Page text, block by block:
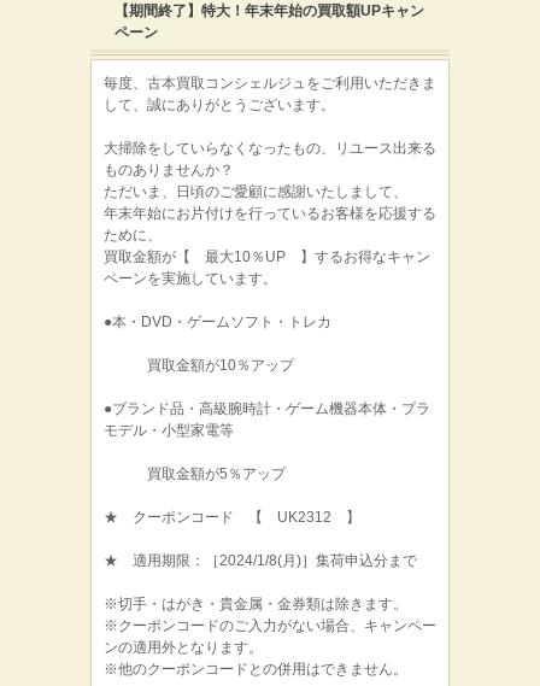
【期間終了】特大！年末年始の買取額UPキャン
ペーン
毎度、古本買取コンシェルジュをご利用いただきま
して、誠にありがとうございます。
大掃除をしていらなくなったもの、リユース出来る
ものありませんか？
ただいま、日頃のご愛顧に感謝いたしまして、
年末年始にお片付けを行っているお客様を応援する
ために、
買取金額が【 最大10％UP 】するお得なキャン
ペーンを実施しています。
●本・DVD・ゲームソフト・トレカ
買取金額が10％アップ
●ブランド品・高級腕時計・ゲーム機器本体・プラ
モデル・小型家電等
買取金額が5％アップ
★ クーポンコード 【 UK2312 】
★ 適用期限：［2024/1/8(月)］集荷申込分まで
※切手・はがき・貴金属・金券類は除きます。
※クーポンコードのご入力がない場合、キャンペー
ンの適用外となります。
※他のクーポンコードとの併用はできません。